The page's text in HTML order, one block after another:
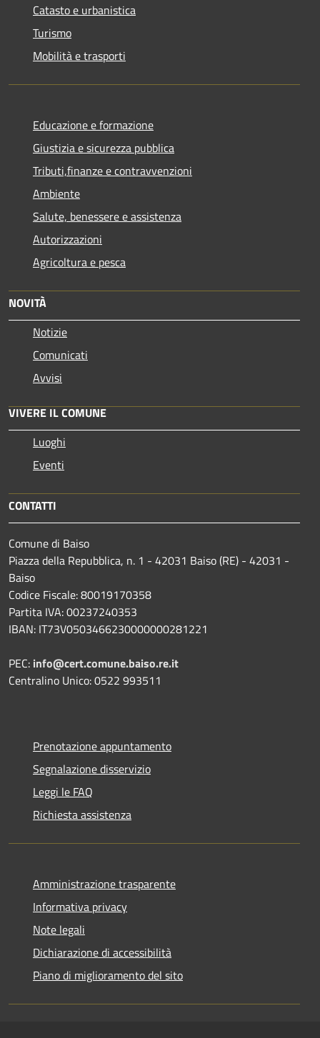
Catasto e urbanistica
Turismo
Mobilità e trasporti
Educazione e formazione
Giustizia e sicurezza pubblica
Tributi,finanze e contravvenzioni
Ambiente
Salute, benessere e assistenza
Autorizzazioni
Agricoltura e pesca
NOVITÀ
Notizie
Comunicati
Avvisi
VIVERE IL COMUNE
Luoghi
Eventi
CONTATTI
Comune di Baiso
Piazza della Repubblica, n. 1 - 42031 Baiso (RE) - 42031 -
Baiso
Codice Fiscale: 80019170358
Partita IVA: 00237240353
IBAN: IT73V0503466230000000281221
PEC: info@cert.comune.baiso.re.it
Centralino Unico: 0522 993511
Prenotazione appuntamento
Segnalazione disservizio
Leggi le FAQ
Richiesta assistenza
Amministrazione trasparente
Informativa privacy
Note legali
Dichiarazione di accessibilità
Piano di miglioramento del sito